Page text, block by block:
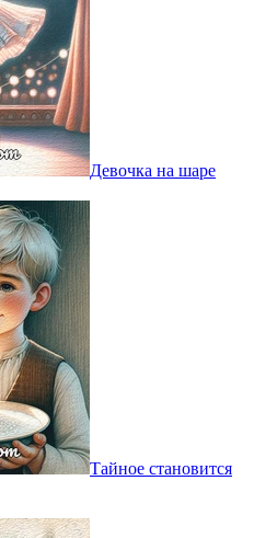
Девочка на шаре
Тайное становится